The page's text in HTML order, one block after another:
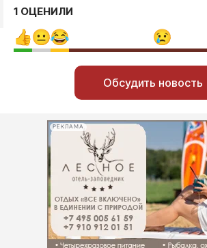
1 ОЦЕНИЛИ
Обсудить новость
РЕКЛАМА